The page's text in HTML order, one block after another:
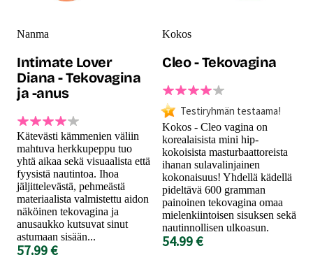
Nanma
Intimate Lover
Diana - Tekovagina
ja -anus
Kätevästi kämmenien väliin
mahtuva herkkupeppu tuo
yhtä aikaa sekä visuaalista että
fyysistä nautintoa. Ihoa
jäljittelevästä, pehmeästä
materiaalista valmistettu aidon
näköinen tekovagina ja
anusaukko kutsuvat sinut
astumaan sisään...
57.99 €
Kokos
Cleo - Tekovagina
Testiryhmän testaama!
Kokos - Cleo vagina on
korealaisista mini hip-
kokoisista masturbaattoreista
ihanan sulavalinjainen
kokonaisuus! Yhdellä kädellä
pideltävä 600 gramman
painoinen tekovagina omaa
mielenkiintoisen sisuksen sekä
nautinnollisen ulkoasun.
54.99 €